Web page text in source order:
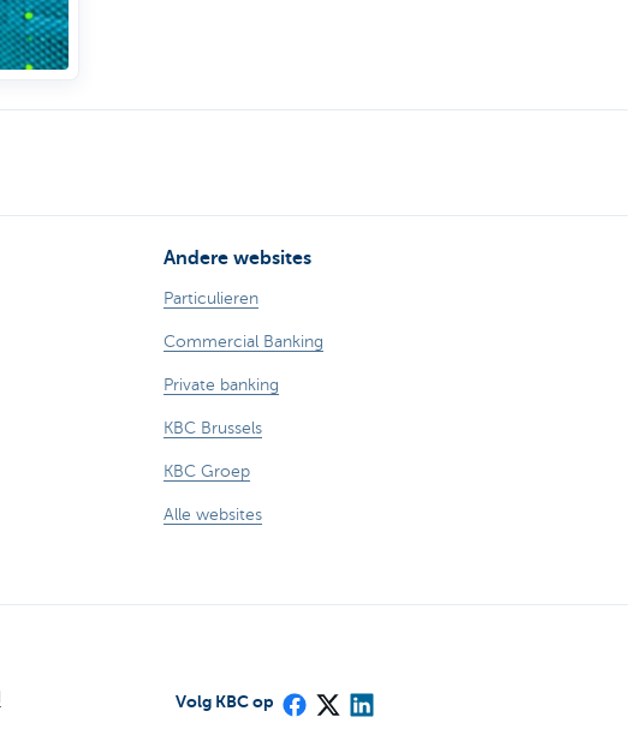
Andere websites
Particulieren
Commercial Banking
Private banking
KBC Brussels
KBC Groep
Alle websites
Volg KBC op